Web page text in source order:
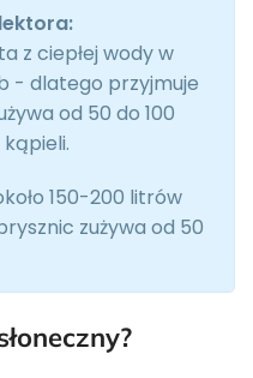
z ciepłej wody w
- dlatego przyjmuje
od 50 do 100
150-200 litrów
zużywa od 50